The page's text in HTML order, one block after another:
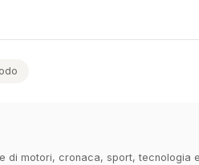
di motori, cronaca, sport, tecnologia